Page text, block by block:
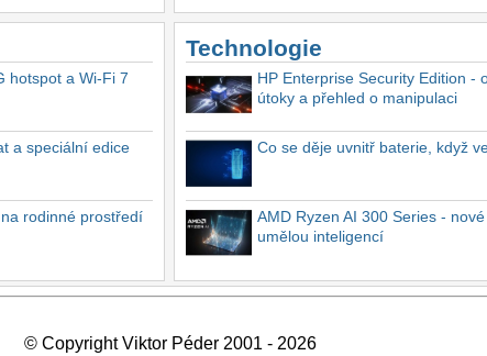
hotspot a Wi-Fi 7
a speciální edice
rodinné prostředí
Technologie
HP Enterprise Security Edition -
útoky a přehled o manipulaci
Co se děje uvnitř baterie, když
AMD Ryzen AI 300 Series -
umělou inteligencí
© Copyright Viktor Péder 2001 - 2026